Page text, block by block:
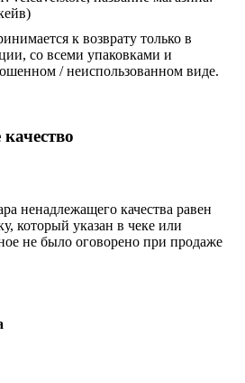
к возврату только в
со всеми упаковками и
/ неиспользованном виде.
ненадлежащего качества равен
который указан в чеке или
не было оговорено при продаже